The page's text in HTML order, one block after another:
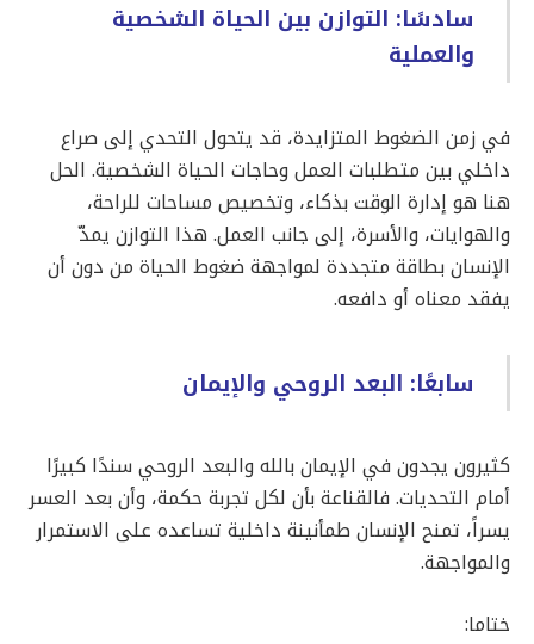
سادسًا: التوازن بين الحياة الشخصية
والعملية
في زمن الضغوط المتزايدة، قد يتحول التحدي إلى صراع
داخلي بين متطلبات العمل وحاجات الحياة الشخصية. الحل
هنا هو إدارة الوقت بذكاء، وتخصيص مساحات للراحة،
والهوايات، والأسرة، إلى جانب العمل. هذا التوازن يمدّ
الإنسان بطاقة متجددة لمواجهة ضغوط الحياة من دون أن
يفقد معناه أو دافعه.
سابعًا: البعد الروحي والإيمان
كثيرون يجدون في الإيمان بالله والبعد الروحي سندًا كبيرًا
أمام التحديات. فالقناعة بأن لكل تجربة حكمة، وأن بعد العسر
يسراً، تمنح الإنسان طمأنينة داخلية تساعده على الاستمرار
والمواجهة.
ختاما: